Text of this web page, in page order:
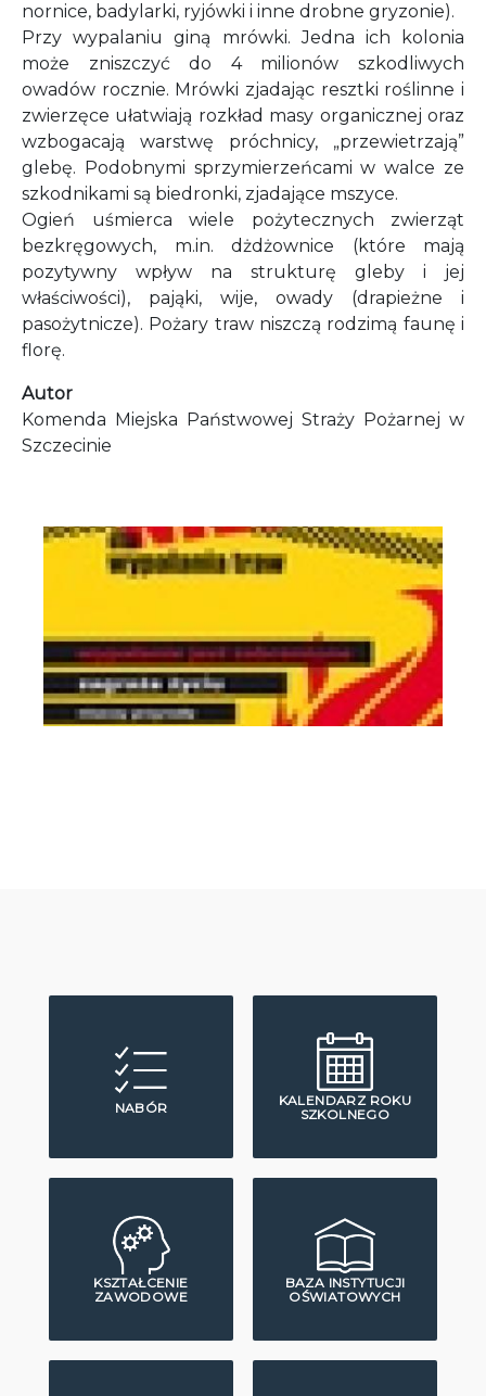
nornice, badylarki, ryjówki i inne drobne gryzonie).
Przy wypalaniu giną mrówki. Jedna ich kolonia
może zniszczyć do 4 milionów szkodliwych
owadów rocznie. Mrówki zjadając resztki roślinne i
zwierzęce ułatwiają rozkład masy organicznej oraz
wzbogacają warstwę próchnicy, „przewietrzają”
glebę. Podobnymi sprzymierzeńcami w walce ze
szkodnikami są biedronki, zjadające mszyce.
Ogień uśmierca wiele pożytecznych zwierząt
bezkręgowych, m.in. dżdżownice (które mają
pozytywny wpływ na strukturę gleby i jej
właściwości), pająki, wije, owady (drapieżne i
pasożytnicze). Pożary traw niszczą rodzimą faunę i
florę.
Autor
Komenda Miejska Państwowej Straży Pożarnej w
Szczecinie
NABÓR
KALENDARZ ROKU
SZKOLNEGO
KSZTAŁCENIE
ZAWODOWE
BAZA INSTYTUCJI
OŚWIATOWYCH